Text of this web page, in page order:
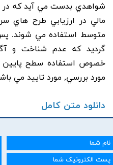
شواهدي بدست مي آيد که در
مالي در ارزيابي طرح هاي
متوسط استفاده مي شوند.
گرديد که عدم شناخت و
خصوص استفاده سطح پايين
مورد بررسي, مورد تاييد مي
دانلود متن کامل